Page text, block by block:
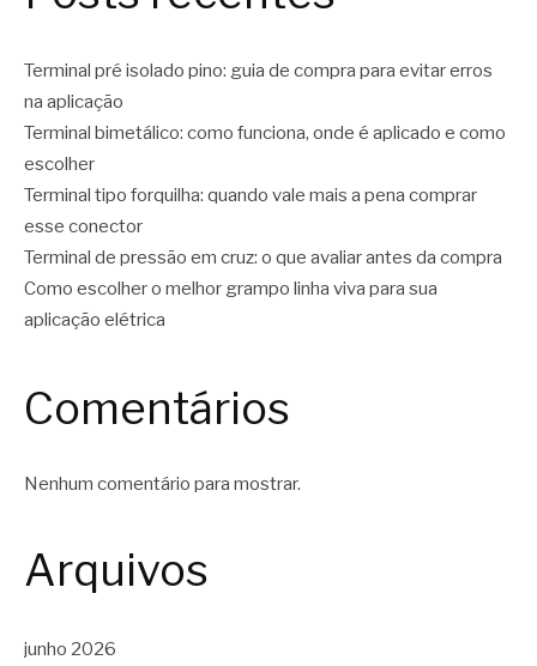
Terminal pré isolado pino: guia de compra para evitar erros
na aplicação
Terminal bimetálico: como funciona, onde é aplicado e como
escolher
Terminal tipo forquilha: quando vale mais a pena comprar
esse conector
Terminal de pressão em cruz: o que avaliar antes da compra
Como escolher o melhor grampo linha viva para sua
aplicação elétrica
Comentários
Nenhum comentário para mostrar.
Arquivos
junho 2026